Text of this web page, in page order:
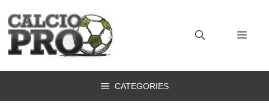
contenuto
CATEGORIES